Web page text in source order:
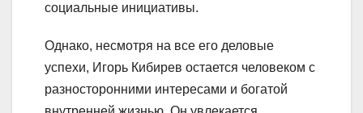
социальные инициативы.
Однако, несмотря на все его деловые
успехи, Игорь Кибирев остается человеком с
разносторонними интересами и богатой